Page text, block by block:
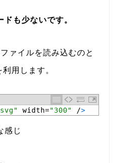
も少ないです。
ァイルを読み込むのと
用します。
width="300" />
感じ